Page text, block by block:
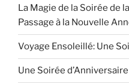
La Magie de la Soirée de
Passage à la Nouvelle
Voyage Ensoleillé: Une
Une Soirée